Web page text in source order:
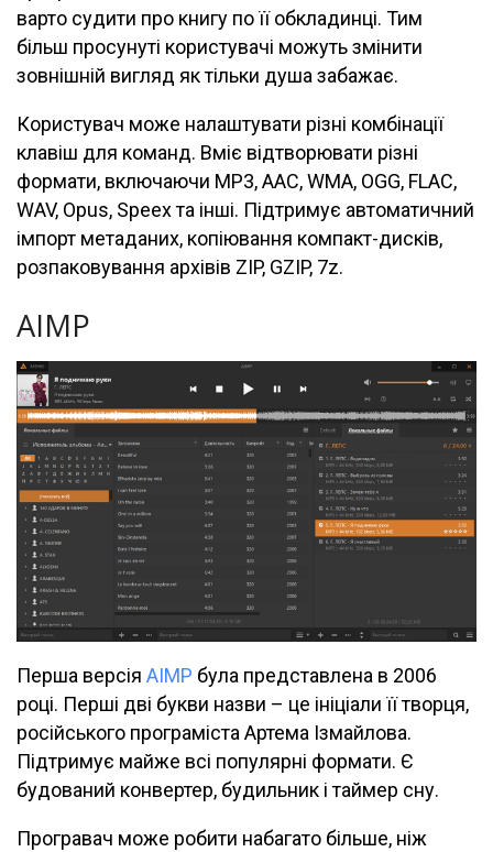
варто судити про книгу по її обкладинці. Тим
більш просунуті користувачі можуть змінити
зовнішній вигляд як тільки душа забажає.
Користувач може налаштувати різні комбінації
клавіш для команд. Вміє відтворювати різні
формати, включаючи MP3, AAC, WMA, OGG, FLAC,
WAV, Opus, Speex та інші. Підтримує автоматичний
імпорт метаданих, копіювання компакт-дисків,
розпаковування архівів ZIP, GZIP, 7z.
AIMP
Перша версія AIMP була представлена в 2006
році. Перші дві букви назви – це ініціали її творця,
російського програміста Артема Ізмайлова.
Підтримує майже всі популярні формати. Є
будований конвертер, будильник і таймер сну.
Програвач може робити набагато більше, ніж